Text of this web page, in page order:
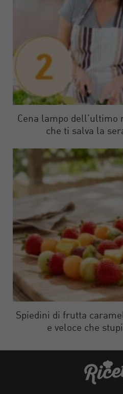
Cena lampo dell’ultimo
che ti salva la
Spiedini di frutta
e veloce che